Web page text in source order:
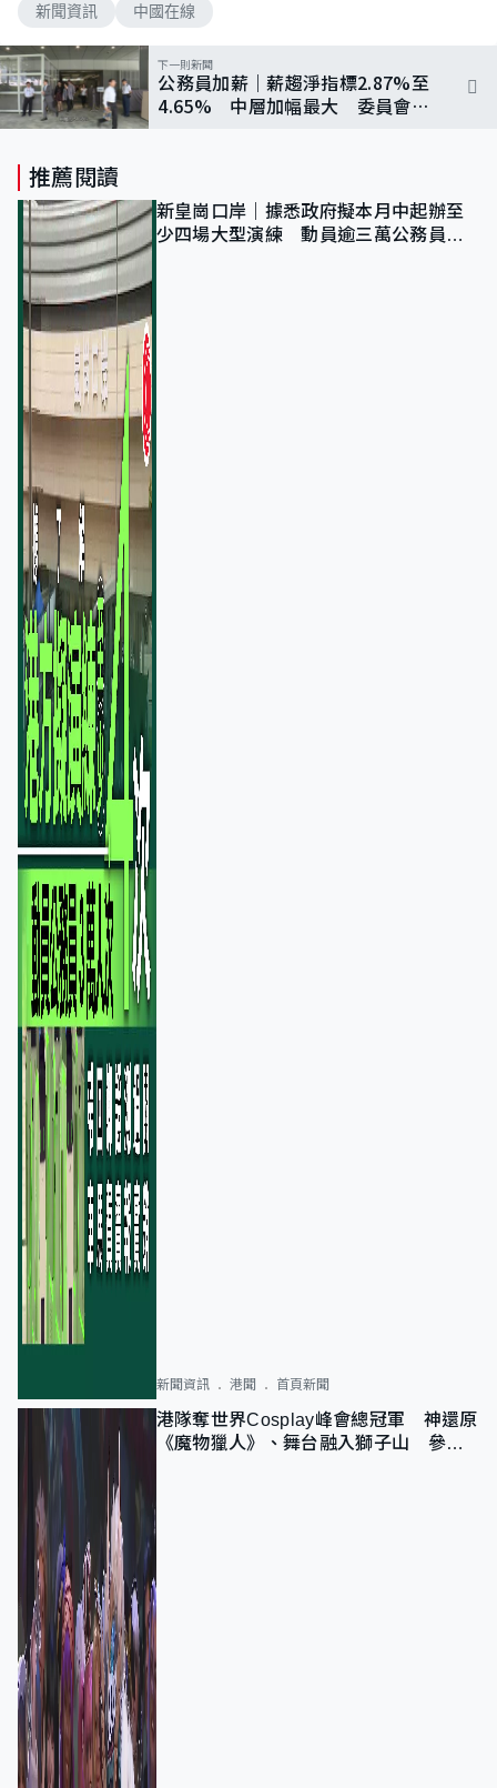
新聞資訊 中國在線
下一則新聞
公務員加薪｜薪趨淨指標2.87%至
4.65% 中層加幅最大 委員會強
推薦閱讀
新皇崗口岸｜據悉政府擬本月中起辦至
少四場大型演練 動員逾三萬公務員人
新聞資訊 港聞 首頁新聞
港隊奪世界Cosplay峰會總冠軍 神還原
《魔物獵人》、舞台融入獅子山 參賽